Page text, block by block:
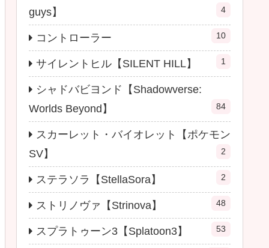
guys】
4
コントローラー 10
サイレントヒル【SILENT HILL】 1
シャドバビヨンド【Shadowverse:
Worlds Beyond】
84
スカーレット・バイオレット【ポケモン
SV】
2
ステラソラ【StellaSora】 2
ストリノヴァ【Strinova】 48
スプラトゥーン3【Splatoon3】 53